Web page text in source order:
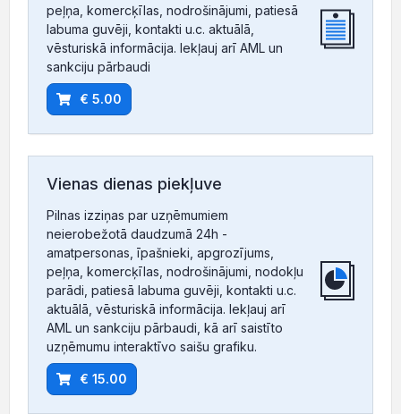
peļņa, komercķīlas, nodrošinājumi, patiesā
labuma guvēji, kontakti u.c. aktuālā,
vēsturiskā informācija. Iekļauj arī AML un
sankciju pārbaudi
€ 5.00
Vienas dienas piekļuve
Pilnas izziņas par uzņēmumiem
neierobežotā daudzumā 24h -
amatpersonas, īpašnieki, apgrozījums,
peļņa, komercķīlas, nodrošinājumi, nodokļu
parādi, patiesā labuma guvēji, kontakti u.c.
aktuālā, vēsturiskā informācija. Iekļauj arī
AML un sankciju pārbaudi, kā arī saistīto
uzņēmumu interaktīvo saišu grafiku.
€ 15.00